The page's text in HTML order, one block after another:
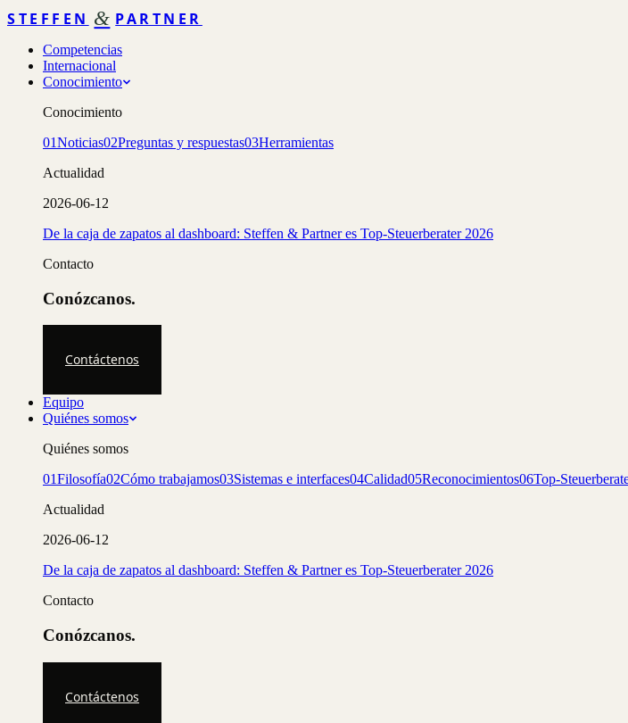
STEFFEN & PARTNER
Competencias
Internacional
Conocimiento
Conocimiento
01Noticias02Preguntas y respuestas03Herramientas
Actualidad
2026-06-12
De la caja de zapatos al dashboard: Steffen & Partner es Top-Steuerberater 2026
Contacto
Conózcanos.
Contáctenos
Equipo
Quiénes somos
Quiénes somos
01Filosofía02Cómo trabajamos03Sistemas e interfaces04Calidad05Reconocimientos06Top-
Actualidad
2026-06-12
De la caja de zapatos al dashboard: Steffen & Partner es Top-Steuerberater 2026
Contacto
Conózcanos.
Contáctenos